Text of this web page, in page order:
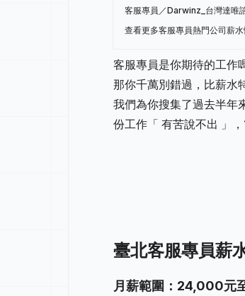
客服專員／Darwinz_台灣達唯
查看更多客服專員熱門公司薪水
客服專員是你期待的工作
那你千萬別錯過，比薪水
我們為你搜集了過去半年
份工作「 有苦說不出 」
臺北客服專員薪
月薪範圍：24,000元